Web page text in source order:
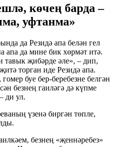
көчең барда –
уфтанма»
да Резидә апа белән гел
апа да мине бик хөрмәт итә.
җибәрде әле», – дип,
торган иде Резидә апа.
буе бер-беребезне белгән
безнең гаиләгә дә күпме
ди ул.
үзенә биргән төпле,
безнең «җеннәребез»